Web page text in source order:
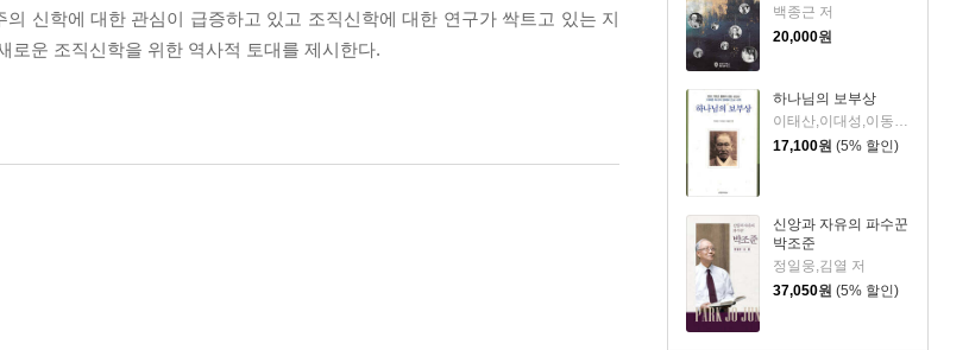
백종근 저
20,000원
하나님의 보부상
17,100원 (5% 할인)
신앙과 자유의 파수꾼
박조준
정일웅,김열 저
37,050원 (5% 할인)
신학에 대한 관심이 급증하고 있고 조직신학에 대한 연구가 싹트고 있는 지
로운 조직신학을 위한 역사적 토대를 제시한다.